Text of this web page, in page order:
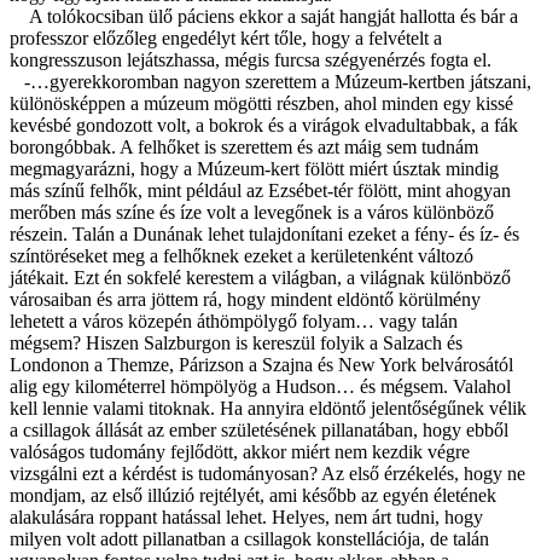
A tolókocsiban ülő páciens ekkor a saját hangját hallotta és bár a
professzor előzőleg engedélyt kért tőle, hogy a felvételt a
kongresszuson lejátszhassa, mégis furcsa szégyenérzés fogta el.
-…gyerekkoromban nagyon szerettem a Múzeum-kertben játszani,
különösképpen a múzeum mögötti részben, ahol minden egy kissé
kevésbé gondozott volt, a bokrok és a virágok elvadultabbak, a fák
borongóbbak. A felhőket is szerettem és azt máig sem tudnám
megmagyarázni, hogy a Múzeum-kert fölött miért úsztak mindig
más színű felhők, mint például az Ezsébet-tér fölött, mint ahogyan
merőben más színe és íze volt a levegőnek is a város különböző
részein. Talán a Dunának lehet tulajdonítani ezeket a fény- és íz- és
színtöréseket meg a felhőknek ezeket a kerületenként változó
játékait. Ezt én sokfelé kerestem a világban, a világnak különböző
városaiban és arra jöttem rá, hogy mindent eldöntő körülmény
lehetett a város közepén áthömpölygő folyam… vagy talán
mégsem? Hiszen Salzburgon is kereszül folyik a Salzach és
Londonon a Themze, Párizson a Szajna és New York belvárosától
alig egy kilométerrel hömpölyög a Hudson… és mégsem. Valahol
kell lennie valami titoknak. Ha annyira eldöntő jelentőségűnek vélik
a csillagok állását az ember születésének pillanatában, hogy ebből
valóságos tudomány fejlődött, akkor miért nem kezdik végre
vizsgálni ezt a kérdést is tudományosan? Az első érzékelés, hogy ne
mondjam, az első illúzió rejtélyét, ami később az egyén életének
alakulására roppant hatással lehet. Helyes, nem árt tudni, hogy
milyen volt adott pillanatban a csillagok konstellációja, de talán